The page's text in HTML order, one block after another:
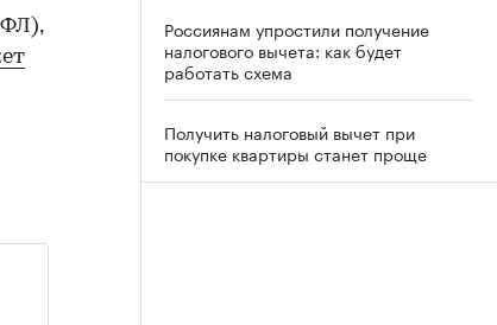
Россиянам упростили получение
налогового вычета: как будет
работать схема
Получить налоговый вычет при
покупке квартиры станет проще